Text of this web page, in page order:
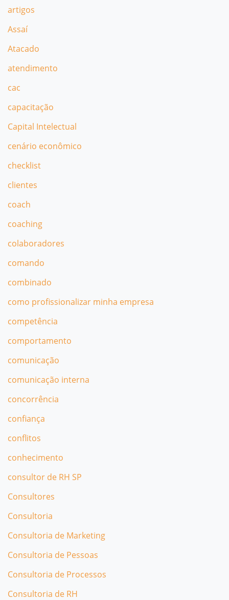
artigos
Assaí
Atacado
atendimento
cac
capacitação
Capital Intelectual
cenário econômico
checklist
clientes
coach
coaching
colaboradores
comando
combinado
como profissionalizar minha empresa
competência
comportamento
comunicação
comunicação interna
concorrência
confiança
conflitos
conhecimento
consultor de RH SP
Consultores
Consultoria
Consultoria de Marketing
Consultoria de Pessoas
Consultoria de Processos
Consultoria de RH